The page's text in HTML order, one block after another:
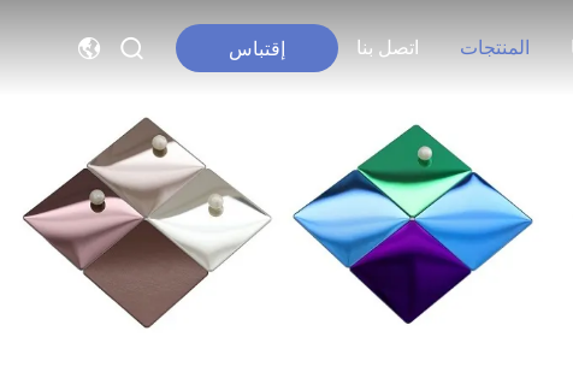
المنتجات اتصل بنا إقتباس